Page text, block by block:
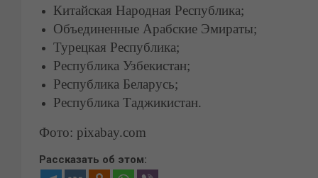
Китайская Народная Республика;
Объединенные Арабские Эмираты;
Турецкая Республика;
Республика Узбекистан;
Республика Беларусь;
Республика Таджикистан.
Фото: pixabay.com
Рассказать об этом: